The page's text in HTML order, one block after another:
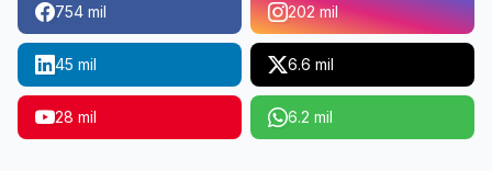
754 mil 202 mil
45 mil 6.6 mil
28 mil 6.2 mil